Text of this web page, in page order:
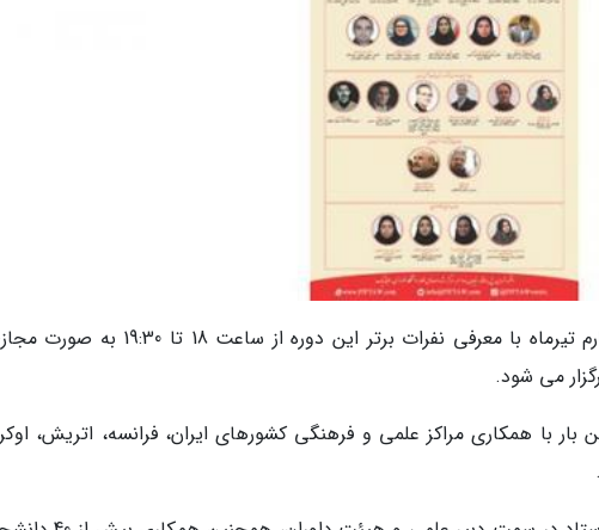
سومین جشنواره بین المللی ایران نما چهارم تیرماه با معرفی نفرات برتر این دوره از
بار با همکاری مراکز علمی و فرهنگی کشورهای ایران، فرانسه، اتریش،